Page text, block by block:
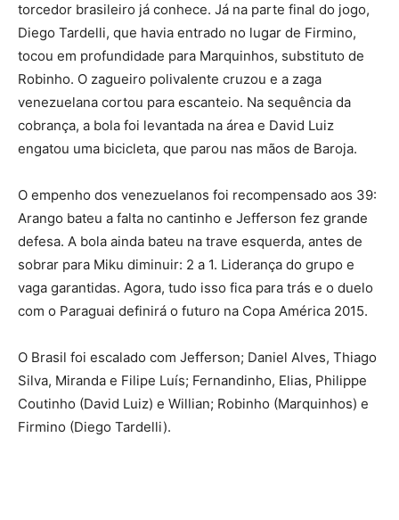
torcedor brasileiro já conhece. Já na parte final do jogo,
Diego Tardelli, que havia entrado no lugar de Firmino,
tocou em profundidade para Marquinhos, substituto de
Robinho. O zagueiro polivalente cruzou e a zaga
venezuelana cortou para escanteio. Na sequência da
cobrança, a bola foi levantada na área e David Luiz
engatou uma bicicleta, que parou nas mãos de Baroja.
O empenho dos venezuelanos foi recompensado aos 39:
Arango bateu a falta no cantinho e Jefferson fez grande
defesa. A bola ainda bateu na trave esquerda, antes de
sobrar para Miku diminuir: 2 a 1. Liderança do grupo e
vaga garantidas. Agora, tudo isso fica para trás e o duelo
com o Paraguai definirá o futuro na Copa América 2015.
O Brasil foi escalado com Jefferson; Daniel Alves, Thiago
Silva, Miranda e Filipe Luís; Fernandinho, Elias, Philippe
Coutinho (David Luiz) e Willian; Robinho (Marquinhos) e
Firmino (Diego Tardelli).